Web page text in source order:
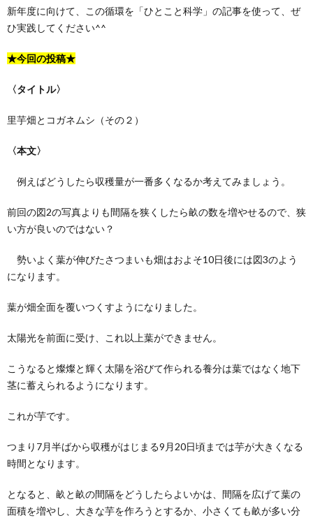
新年度に向けて、この循環を「ひとこと科学」の記事を使って、ぜ
ひ実践してください^^
★今回の投稿★
〈タイトル〉
里芋畑とコガネムシ（その２）
〈本文〉
例えばどうしたら収穫量が一番多くなるか考えてみましょう。
前回の図2の写真よりも間隔を狭くしたら畝の数を増やせるので、狭
い方が良いのではない？
勢いよく葉が伸びたさつまいも畑はおよそ10日後には図3のよう
になります。
葉が畑全面を覆いつくすようになりました。
太陽光を前面に受け、これ以上葉ができません。
こうなると燦燦と輝く太陽を浴びて作られる養分は葉ではなく地下
茎に蓄えられるようになります。
これが芋です。
つまり7月半ばから収穫がはじまる9月20日頃までは芋が大きくなる
時間となります。
となると、畝と畝の間隔をどうしたらよいかは、間隔を広げて葉の
面積を増やし、大きな芋を作ろうとするか、小さくても畝が多い分